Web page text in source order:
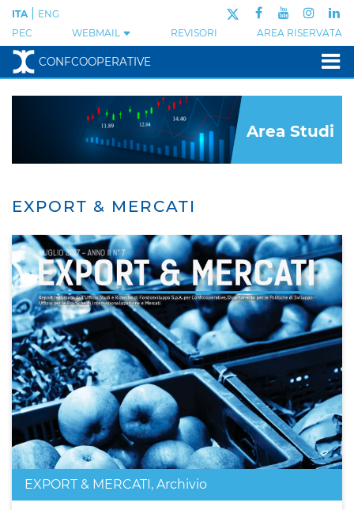
PEC WEBMAIL REVISORI AREA RISERVATA
ITA ENG
CONFCOOPERATIVE
Area Studi
EXPORT & MERCATI
EXPORT & MERCATI, Archivio